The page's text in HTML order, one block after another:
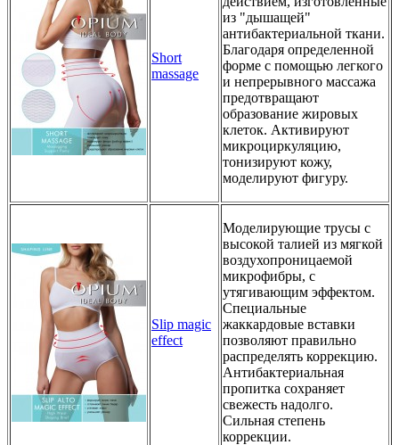
Short
massage
из "дышащей"
антибактериальной ткани.
Благодаря определенной
форме с помощью легкого
и непрерывного массажа
предотвращают
образование жировых
клеток. Активируют
микроциркуляцию,
тонизируют кожу,
моделируют фигуру.
Slip magic
effect
Моделирующие трусы с
высокой талией из мягкой
воздухопроницаемой
микрофибры, с
утягивающим эффектом.
Специальные
жаккардовые вставки
позволяют правильно
распределять коррекцию.
Антибактериальная
пропитка сохраняет
свежесть надолго.
Сильная степень
коррекции.